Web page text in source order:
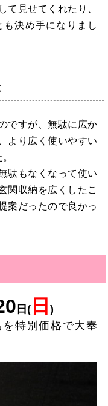
て見せてくれたり、
決め手になりまし
ですが、無駄に広か
より広く使いやすい
駄もなくなって使い
関収納を広くしたこ
案だったので良かっ
日(日 )
特別価格で大奉